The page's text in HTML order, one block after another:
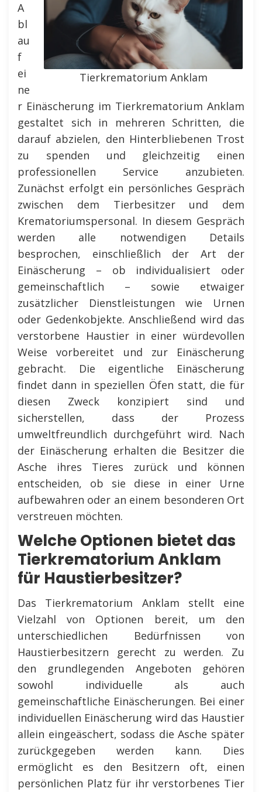
Tierkrematorium Anklam
A
bl
au
f
ei
ne
r Einäscherung im Tierkrematorium Anklam
gestaltet sich in mehreren Schritten, die
darauf abzielen, den Hinterbliebenen Trost
zu spenden und gleichzeitig einen
professionellen Service anzubieten.
Zunächst erfolgt ein persönliches Gespräch
zwischen dem Tierbesitzer und dem
Krematoriumspersonal. In diesem Gespräch
werden alle notwendigen Details
besprochen, einschließlich der Art der
Einäscherung – ob individualisiert oder
gemeinschaftlich – sowie etwaiger
zusätzlicher Dienstleistungen wie Urnen
oder Gedenkobjekte. Anschließend wird das
verstorbene Haustier in einer würdevollen
Weise vorbereitet und zur Einäscherung
gebracht. Die eigentliche Einäscherung
findet dann in speziellen Öfen statt, die für
diesen Zweck konzipiert sind und
sicherstellen, dass der Prozess
umweltfreundlich durchgeführt wird. Nach
der Einäscherung erhalten die Besitzer die
Asche ihres Tieres zurück und können
entscheiden, ob sie diese in einer Urne
aufbewahren oder an einem besonderen Ort
verstreuen möchten.
Welche Optionen bietet das
Tierkrematorium Anklam
für Haustierbesitzer?
Das Tierkrematorium Anklam stellt eine
Vielzahl von Optionen bereit, um den
unterschiedlichen Bedürfnissen von
Haustierbesitzern gerecht zu werden. Zu
den grundlegenden Angeboten gehören
sowohl individuelle als auch
gemeinschaftliche Einäscherungen. Bei einer
individuellen Einäscherung wird das Haustier
allein eingeäschert, sodass die Asche später
zurückgegeben werden kann. Dies
ermöglicht es den Besitzern oft, einen
persönlichen Platz für ihr verstorbenes Tier